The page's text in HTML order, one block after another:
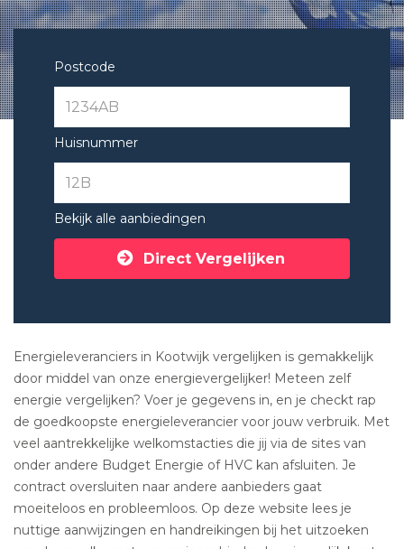
Postcode
Huisnummer
Bekijk alle aanbiedingen
Direct Vergelijken
Energieleveranciers in Kootwijk vergelijken is gemakkelijk
door middel van onze energievergelijker! Meteen zelf
energie vergelijken? Voer je gegevens in, en je checkt rap
de goedkoopste energieleverancier voor jouw verbruik. Met
veel aantrekkelijke welkomstacties die jij via de sites van
onder andere Budget Energie of HVC kan afsluiten. Je
contract oversluiten naar andere aanbieders gaat
moeiteloos en probleemloos. Op deze website lees je
nuttige aanwijzingen en handreikingen bij het uitzoeken